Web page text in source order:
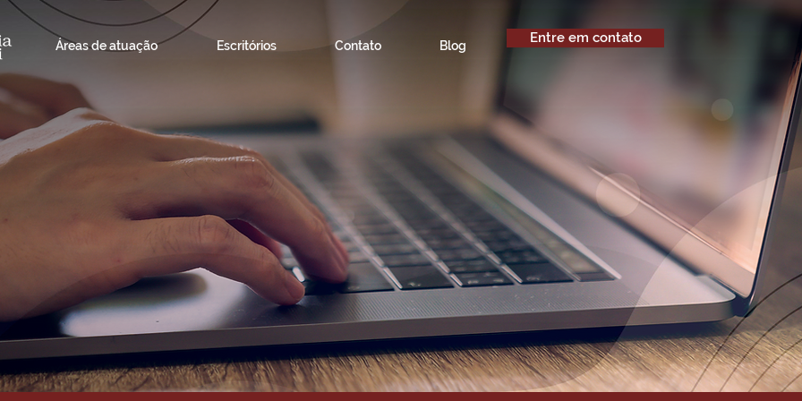
Áreas de atuação Escritórios Contato Blog Entre em contato